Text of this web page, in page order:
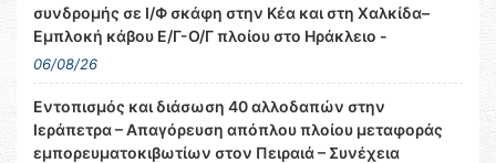
συνδρομής σε Ι/Φ σκάφη στην Κέα και στη Χαλκίδα–
Εμπλοκή κάβου Ε/Γ-Ο/Γ πλοίου στο Ηράκλειο -
06/08/26
Εντοπισμός και διάσωση 40 αλλοδαπών στην
Ιεράπετρα – Απαγόρευση απόπλου πλοίου μεταφοράς
εμπορευματοκιβωτίων στον Πειραιά – Συνέχεια